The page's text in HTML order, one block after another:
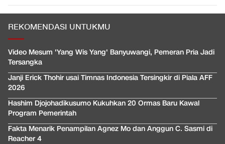
REKOMENDASI UNTUKMU
Video Mesum 'Yang Wis Yang' Banyuwangi, Pemeran Pria Jadi
Tersangka
Janji Erick Thohir usai Timnas Indonesia Tersingkir di Piala AFF
2026
Hashim Djojohadikusumo Kukuhkan 20 Ormas Baru Kawal
Program Pemerintah
Fakta Menarik Penampilan Agnez Mo dan Anggun C. Sasmi di
Reacher 4